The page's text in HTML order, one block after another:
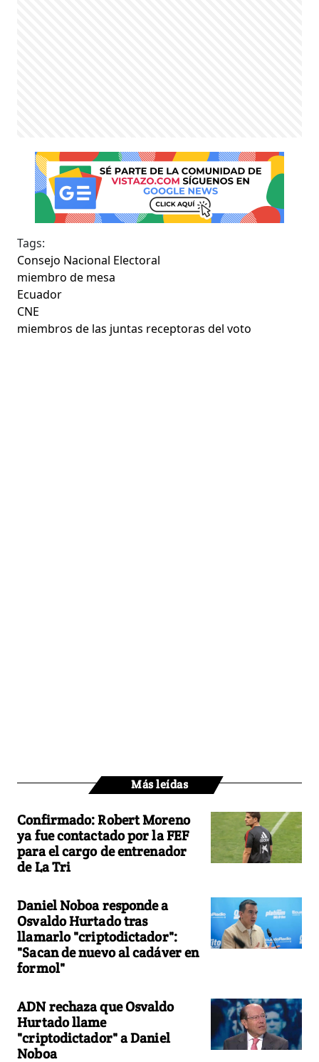
Tags:
Consejo Nacional Electoral
miembro de mesa
Ecuador
CNE
miembros de las juntas receptoras del voto
Más leídas
Confirmado: Robert Moreno
ya fue contactado por la FEF
para el cargo de entrenador
de La Tri
Daniel Noboa responde a
Osvaldo Hurtado tras
llamarlo "criptodictador":
"Sacan de nuevo al cadáver en
formol"
ADN rechaza que Osvaldo
Hurtado llame
"criptodictador" a Daniel
Noboa